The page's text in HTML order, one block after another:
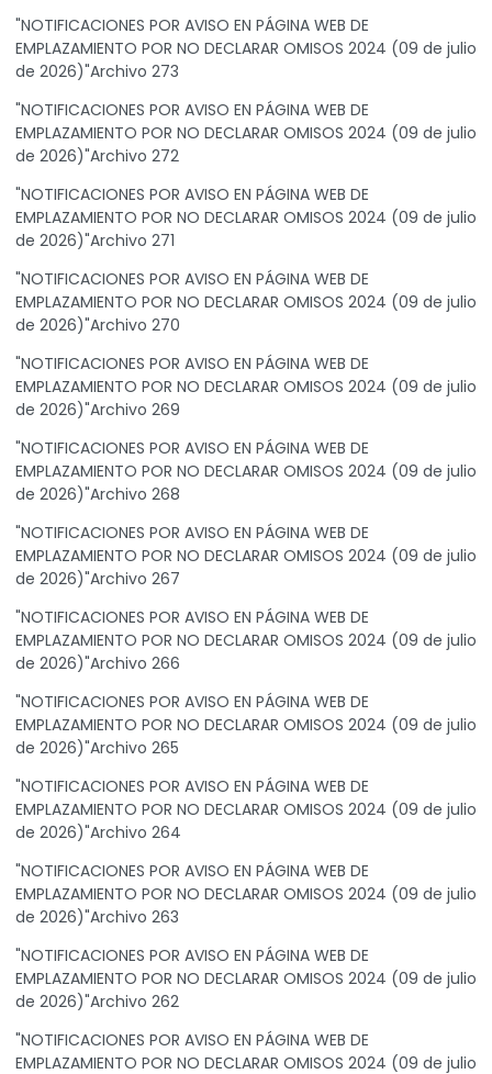
"NOTIFICACIONES POR AVISO EN PÁGINA WEB DE
EMPLAZAMIENTO POR NO DECLARAR OMISOS 2024 (09 de julio
de 2026)"Archivo 273
"NOTIFICACIONES POR AVISO EN PÁGINA WEB DE
EMPLAZAMIENTO POR NO DECLARAR OMISOS 2024 (09 de julio
de 2026)"Archivo 272
"NOTIFICACIONES POR AVISO EN PÁGINA WEB DE
EMPLAZAMIENTO POR NO DECLARAR OMISOS 2024 (09 de julio
de 2026)"Archivo 271
"NOTIFICACIONES POR AVISO EN PÁGINA WEB DE
EMPLAZAMIENTO POR NO DECLARAR OMISOS 2024 (09 de julio
de 2026)"Archivo 270
"NOTIFICACIONES POR AVISO EN PÁGINA WEB DE
EMPLAZAMIENTO POR NO DECLARAR OMISOS 2024 (09 de julio
de 2026)"Archivo 269
"NOTIFICACIONES POR AVISO EN PÁGINA WEB DE
EMPLAZAMIENTO POR NO DECLARAR OMISOS 2024 (09 de julio
de 2026)"Archivo 268
"NOTIFICACIONES POR AVISO EN PÁGINA WEB DE
EMPLAZAMIENTO POR NO DECLARAR OMISOS 2024 (09 de julio
de 2026)"Archivo 267
"NOTIFICACIONES POR AVISO EN PÁGINA WEB DE
EMPLAZAMIENTO POR NO DECLARAR OMISOS 2024 (09 de julio
de 2026)"Archivo 266
"NOTIFICACIONES POR AVISO EN PÁGINA WEB DE
EMPLAZAMIENTO POR NO DECLARAR OMISOS 2024 (09 de julio
de 2026)"Archivo 265
"NOTIFICACIONES POR AVISO EN PÁGINA WEB DE
EMPLAZAMIENTO POR NO DECLARAR OMISOS 2024 (09 de julio
de 2026)"Archivo 264
"NOTIFICACIONES POR AVISO EN PÁGINA WEB DE
EMPLAZAMIENTO POR NO DECLARAR OMISOS 2024 (09 de julio
de 2026)"Archivo 263
"NOTIFICACIONES POR AVISO EN PÁGINA WEB DE
EMPLAZAMIENTO POR NO DECLARAR OMISOS 2024 (09 de julio
de 2026)"Archivo 262
"NOTIFICACIONES POR AVISO EN PÁGINA WEB DE
EMPLAZAMIENTO POR NO DECLARAR OMISOS 2024 (09 de julio